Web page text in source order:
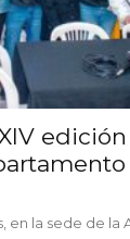
en la sede de la